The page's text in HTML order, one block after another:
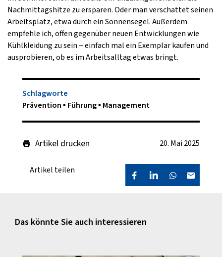
Nachmittagshitze zu ersparen. Oder man verschattet seinen
Arbeitsplatz, etwa durch ein Sonnensegel. Außerdem
empfehle ich, offen gegenüber neuen Entwicklungen wie
Kühlkleidung zu sein – einfach mal ein Exemplar kaufen und
ausprobieren, ob es im Arbeitsalltag etwas bringt.
Schlagworte
Prävention
Führung Management
Artikel drucken 20. Mai 2025
Artikel teilen
Das könnte Sie auch interessieren